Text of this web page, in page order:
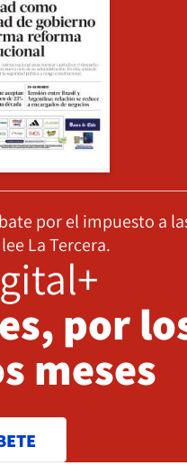
por el impuesto a
La Tercera.
por
meses